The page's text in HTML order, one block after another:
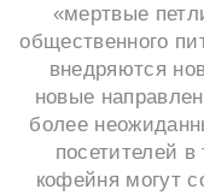
«мертвые
общественного
внедряются
новые
более
посетителей
кофейня могут